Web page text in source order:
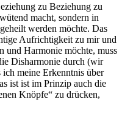
zu Beziehung zu
macht, sondern in
werden möchte. Das
Aufrichtigkeit zu mir und
und Harmonie möchte, muss
Disharmonie durch (wir
meine Erkenntnis über
ist ist im Prinzip auch die
Knöpfe“ zu drücken,